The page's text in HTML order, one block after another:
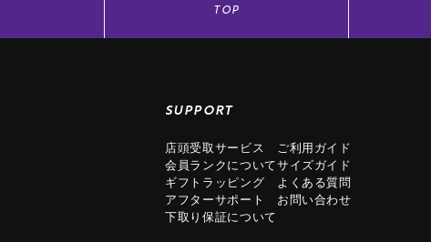
TOP
SUPPORT
店頭受取サービス
会員ランクについて
ギフトラッピング
アフターサポート
下取り保証について
ご利用ガイド
サイズガイド
よくある質問
お問い合わせ